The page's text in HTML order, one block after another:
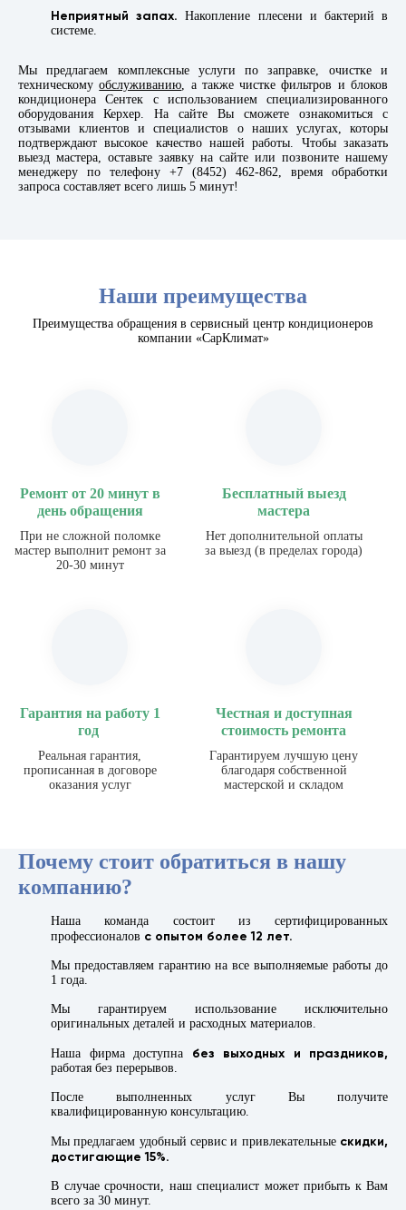
Неприятный запах. Накопление плесени и бактерий в
системе.
Мы предлагаем комплексные услуги по заправке, очистке и
техническомуобслуживанию, а также чистке фильтров и блоков
кондиционера Сентек с использованием специализированного
оборудования Керхер. На сайте Вы сможете ознакомиться с
отзывами клиентов и специалистов о наших услугах, которы
подтверждают высокое качество нашей работы. Чтобы заказать
выезд мастера, оставьте заявку на сайте или позвоните нашему
менеджеру по телефону +7 (8452) 462-862, время обработки
запроса составляет всего лишь 5 минут!
Наши преимущества
Преимущества обращения в сервисный центр кондиционеров
компании «СарКлимат»
Ремонт от 20 минут в
день обращения
При не сложной поломке
мастер выполнит ремонт за
20-30 минут
Бесплатный выезд
мастера
Нет дополнительной оплаты
за выезд (в пределах города)
Гарантия на работу 1
год
Реальная гарантия,
прописанная в договоре
оказания услуг
Честная и доступная
стоимость ремонта
Гарантируем лучшую цену
благодаря собственной
мастерской и складом
Почему стоит обратиться в нашу
компанию?
Наша команда состоит из сертифицированных
профессионалов с опытом более 12 лет.
Мы предоставляем гарантию на все выполняемые работы до
1 года.
Мы гарантируем использование исключительно
оригинальных деталей и расходных материалов.
Наша фирма доступна без выходных и праздников,
работая без перерывов.
После выполненных услуг Вы получите
квалифицированную консультацию.
Мы предлагаем удобный сервис и привлекательные скидки,
достигающие 15%.
В случае срочности, наш специалист может прибыть к Вам
всего за 30 минут.